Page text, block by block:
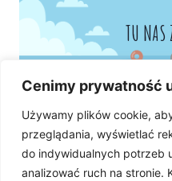
Cenimy prywatność
Używamy plików cookie,
przeglądania, wyświetlać
do indywidualnych potrzeb
analizować ruch na stronie.
TU NAS